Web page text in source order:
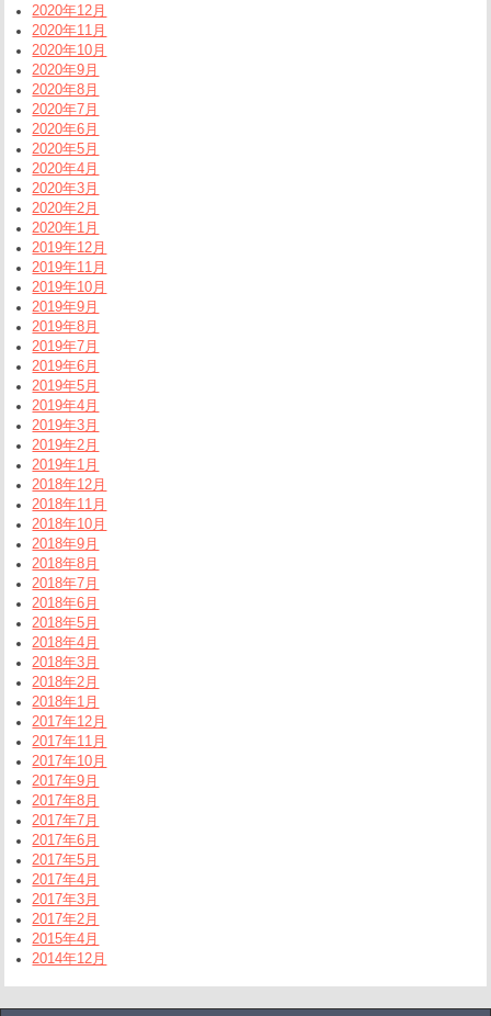
2020年12月
2020年11月
2020年10月
2020年9月
2020年8月
2020年7月
2020年6月
2020年5月
2020年4月
2020年3月
2020年2月
2020年1月
2019年12月
2019年11月
2019年10月
2019年9月
2019年8月
2019年7月
2019年6月
2019年5月
2019年4月
2019年3月
2019年2月
2019年1月
2018年12月
2018年11月
2018年10月
2018年9月
2018年8月
2018年7月
2018年6月
2018年5月
2018年4月
2018年3月
2018年2月
2018年1月
2017年12月
2017年11月
2017年10月
2017年9月
2017年8月
2017年7月
2017年6月
2017年5月
2017年4月
2017年3月
2017年2月
2015年4月
2014年12月